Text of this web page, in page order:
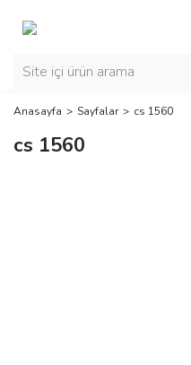
Anasayfa Sayfalar cs 1560
cs 1560